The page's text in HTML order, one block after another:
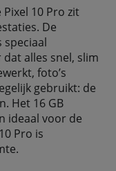
10 Pro zit
De
speciaal
alles snel, slim
foto’s
gebruikt: de
Het 16 GB
ideaal voor de
Pro is